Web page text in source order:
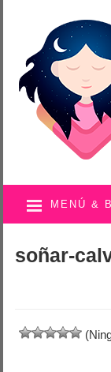
MENÚ &
soñar-